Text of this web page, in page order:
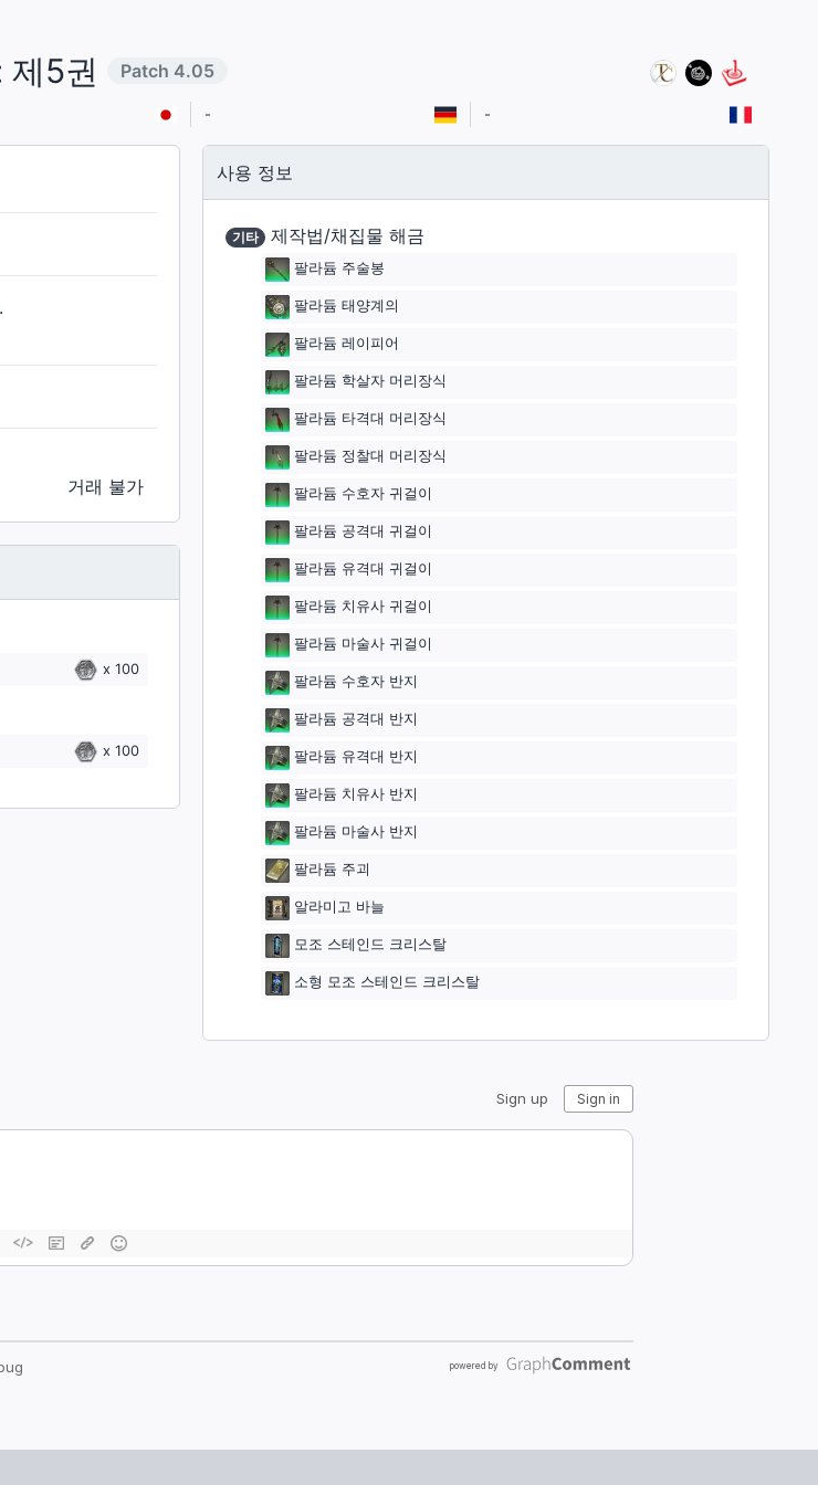
제5권 Patch 4.05
- -
거래 불가
x 100
x 100
사용 정보
기타 제작법/채집물 해금
팔라듐 주술봉
팔라듐 태양계의
팔라듐 레이피어
팔라듐 학살자 머리장식
팔라듐 타격대 머리장식
팔라듐 정찰대 머리장식
팔라듐 수호자 귀걸이
팔라듐 공격대 귀걸이
팔라듐 유격대 귀걸이
팔라듐 치유사 귀걸이
팔라듐 마술사 귀걸이
팔라듐 수호자 반지
팔라듐 공격대 반지
팔라듐 유격대 반지
팔라듐 치유사 반지
팔라듐 마술사 반지
팔라듐 주괴
알라미고 바늘
모조 스테인드 크리스탈
소형 모조 스테인드 크리스탈